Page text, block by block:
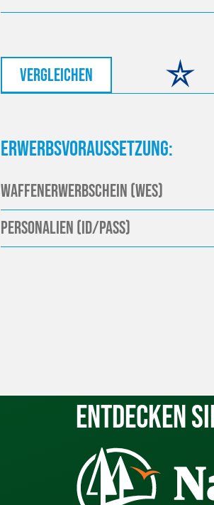
vergleichen
Erwerbsvoraussetzung:
Waffenerwerbschein (WES)
Personalien (ID/Pass)
Entdecken